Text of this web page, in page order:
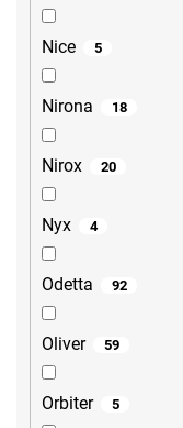
Nice 5
Nirona 18
Nirox 20
Nyx 4
Odetta 92
Oliver 59
Orbiter 5